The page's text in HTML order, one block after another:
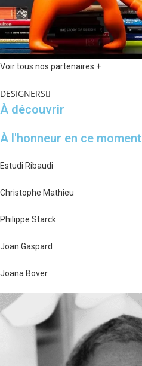
Voir tous nos partenaires +
DESIGNERS
À découvrir
À l'honneur en ce moment
Estudi Ribaudi
Christophe Mathieu
Philippe Starck
Joan Gaspard
Joana Bover